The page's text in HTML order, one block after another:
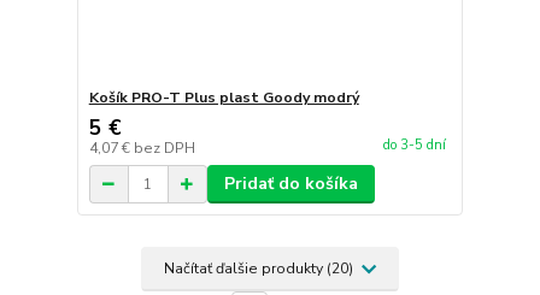
Košík PRO-T Plus plast Goody modrý
5 €
4,07 € bez DPH do 3-5 dní
Pridať do košíka
Načítať ďalšie produkty (20)